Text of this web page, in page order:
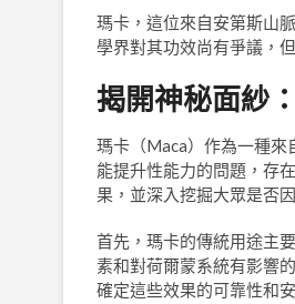
瑪卡，這位來自安第斯山
學界對其功效尚有爭議，
揭開神秘面紗
瑪卡（Maca）作為一種來
能提升性能力的問題，存
果，並深入挖掘大眾是否
首先，瑪卡的傳統用途主
素和對荷爾蒙系統有影響
確定這些效果的可靠性和